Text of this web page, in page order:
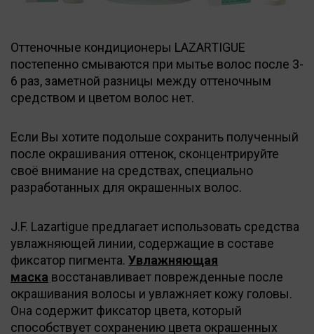
Оттеночные кондиционеры LAZARTIGUE
постепенно смываются при мытье волос после 3-
6 раз, заметной разницы между оттеночным
средством и цветом волос нет.
Если Вы хотите подольше сохранить полученный
после окрашивания оттенок, сконцентрируйте
своё внимание на средствах, специально
разработанных для окрашенных волос.
J.F. Lazartigue предлагает использовать средства
увлажняющей линии, содержащие в составе
фиксатор пигмента. Увлажняющая
маска восстанавливает поврежденные после
окрашивания волосы и увлажняет кожу головы.
Она содержит фиксатор цвета, который
способствует сохранению цвета окрашенных